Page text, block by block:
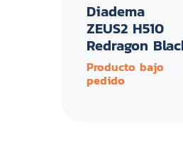
Diadema
ZEUS2 H510
Redragon
Producto bajo
pedido